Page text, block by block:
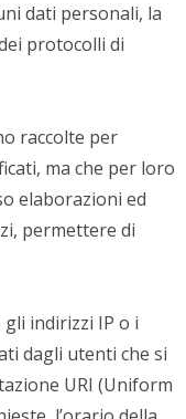
dati personali, la
protocolli di
raccolte per
ma che per loro
elaborazioni ed
permettere di
indirizzi IP o i
dagli utenti che si
URI (Uniform